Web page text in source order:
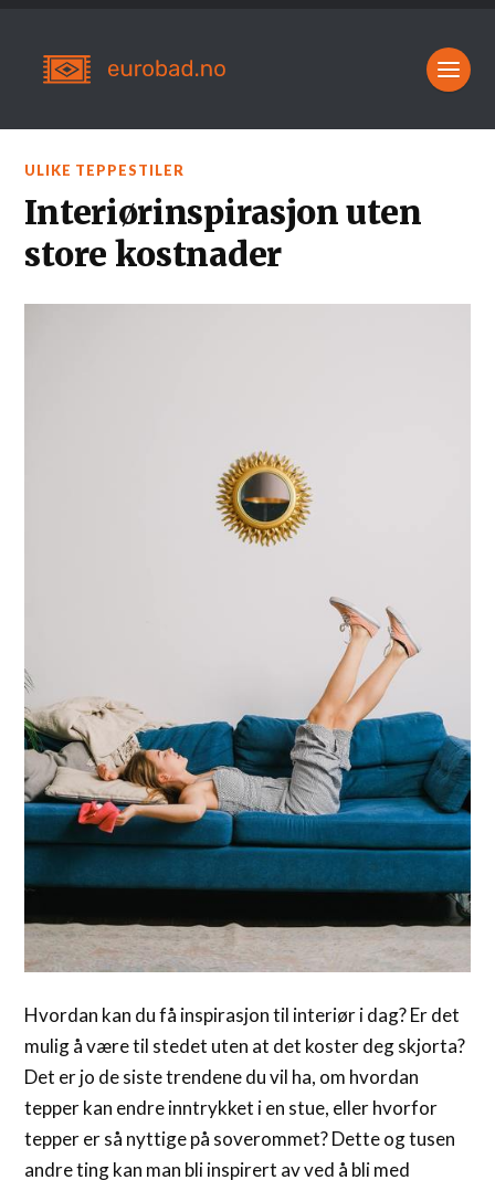
ULIKE TEPPESTILER
Interiørinspirasjon uten
store kostnader
Hvordan kan du få inspirasjon til interiør i dag? Er det
mulig å være til stedet uten at det koster deg skjorta?
Det er jo de siste trendene du vil ha, om hvordan
tepper kan endre inntrykket i en stue, eller hvorfor
tepper er så nyttige på soverommet? Dette og tusen
andre ting kan man bli inspirert av ved å bli med